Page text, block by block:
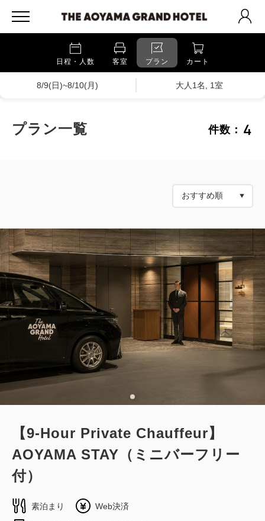
日程・人数 客室 プラン カート
8/9(日)~8/10(月) 大人1名, 1室
プラン一覧 件数： 4
【9-Hour Private Chauffeur】
AOYAMA STAY（ミニバーフリー
付）
素泊まり Web決済